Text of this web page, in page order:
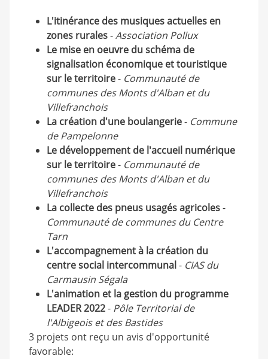
L'itinérance des musiques actuelles en
zones rurales-Association Pollux
Le mise en oeuvre du schéma de
signalisation économique et touristique
sur le territoire- Communauté de
communes des Monts d'Alban et du
Villefranchois
La création d'une boulangerie- Commune
de Pampelonne
Le développement de l'accueil numérique
sur le territoire- Communauté de
communes des Monts d'Alban et du
Villefranchois
La collecte des pneus usagés agricoles-
Communauté de communes du Centre
Tarn
L'accompagnement à la création du
centre social intercommunal - CIAS du
Carmausin Ségala
L'animation et la gestion du programme
LEADER 2022- Pôle Territorial de
l'Albigeois et des Bastides
3 projets ont reçu un avis d'opportunité
favorable: